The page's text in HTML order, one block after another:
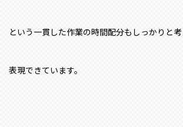
という一貫した作業の時間配分もしっかりと考
表現できています。